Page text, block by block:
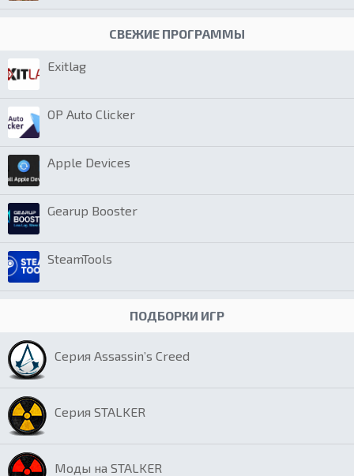
СВЕЖИЕ ПРОГРАММЫ
Exitlag
OP Auto Clicker
Apple Devices
Gearup Booster
SteamTools
ПОДБОРКИ ИГР
Серия Assassin’s Creed
Серия STALKER
Моды на STALKER